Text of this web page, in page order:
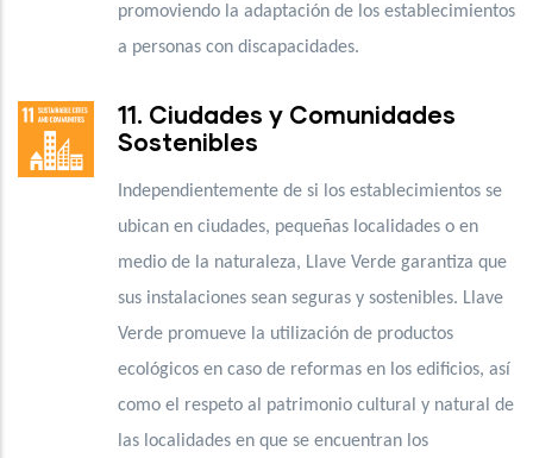
promoviendo la adaptación de los establecimientos
a personas con discapacidades.
11. Ciudades y Comunidades
Sostenibles
Independientemente de si los establecimientos se
ubican en ciudades, pequeñas localidades o en
medio de la naturaleza, Llave Verde garantiza que
sus instalaciones sean seguras y sostenibles. Llave
Verde promueve la utilización de productos
ecológicos en caso de reformas en los edificios, así
como el respeto al patrimonio cultural y natural de
las localidades en que se encuentran los